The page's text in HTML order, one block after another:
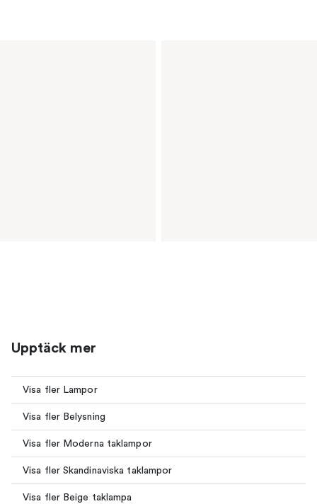
Upptäck mer
Visa fler Lampor
Visa fler Belysning
Visa fler Moderna taklampor
Visa fler Skandinaviska taklampor
Visa fler Beige taklampa